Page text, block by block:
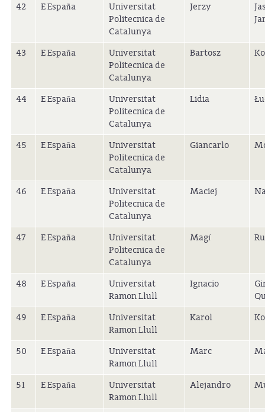
42 E España
Universitat
Politecnica de
Catalunya
Jerzy
43 E España
Universitat
Politecnica de
Catalunya
Bartosz
44 E España
Universitat
Politecnica de
Catalunya
Lidia
45 E España
Universitat
Politecnica de
Catalunya
Giancarlo
46 E España
Universitat
Politecnica de
Catalunya
Maciej
47 E España
Universitat
Politecnica de
Catalunya
Magí
48 E España
Universitat
Ramon Llull
Ignacio
49
E España
Universitat
Ramon Llull
Karol
50 E España
Universitat
Ramon Llull
Marc
51 E España
Universitat
Ramon Llull
Alejandro